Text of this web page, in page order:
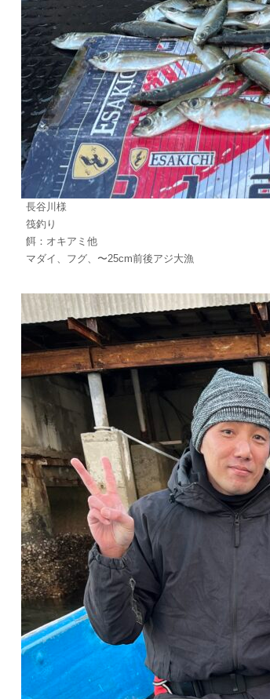
長谷川様
筏釣り
餌：オキアミ他
マダイ、フグ、〜25cm前後アジ大漁